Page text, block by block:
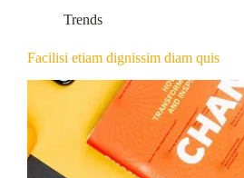
Trends
Facilisi etiam dignissim diam quis